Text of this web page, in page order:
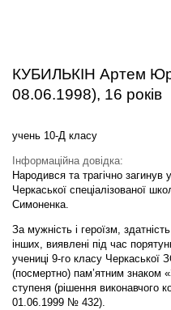
КУБИЛЬКІН Артем
08.06.1998), 16 років
учень 10-Д класу
Інформаційна довідка:
Народився та трагічно
Черкаської спеціалізованої
Симоненка.
За мужність і героїзм,
інших, виявлені під час
учениці 9-го класу
(посмертно) пам’ятним знаком
ступеня (рішення виконавчого
01.06.1999 № 432).